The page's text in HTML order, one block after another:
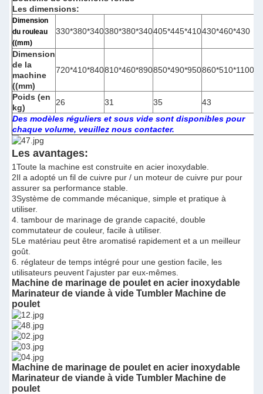
Les dimensions:
Dimension
du rouleau
((mm)
330*380*340380*380*340405*445*410430*460*430
Dimension
de la
machine
((mm)
720*410*840810*460*890850*490*950860*510*1100
Poids (en
kg)
26 31 35
43
Des modèles réguliers et sous vide sont disponibles pour
chaque volume, veuillez nous contacter.
Les avantages:
1Toute la machine est construite en acier inoxydable.
2Il a adopté un fil de cuivre pur / un moteur de cuivre pur pour
assurer sa performance stable.
3Système de commande mécanique, simple et pratique à
utiliser.
4. tambour de marinage de grande capacité, double
commutateur de couleur, facile à utiliser.
5Le matériau peut être aromatisé rapidement et a un meilleur
goût.
6. réglateur de temps intégré pour une gestion facile, les
utilisateurs peuvent l'ajuster par eux-mêmes.
Machine de marinage de poulet en acier inoxydable
Marinateur de viande à vide Tumbler Machine de
poulet
Machine de marinage de poulet en acier inoxydable
Marinateur de viande à vide Tumbler Machine de
poulet